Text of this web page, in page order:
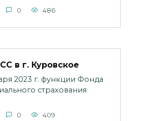
0 486
в г. Куровское
2023 г. функции Фонда
страхования
0 409